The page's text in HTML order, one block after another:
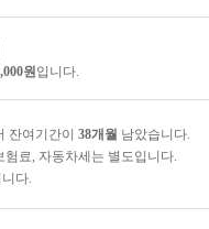
원입니다.
잔여기간이 38개월 남았습니다.
험료, 자동차세는 별도입니다.
다.